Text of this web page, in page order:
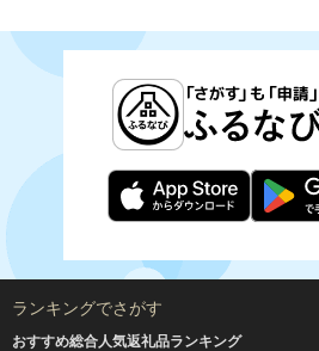
ランキングでさがす
おすすめ総合人気返礼品ランキング